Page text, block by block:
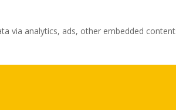
via analytics, ads, other embedded